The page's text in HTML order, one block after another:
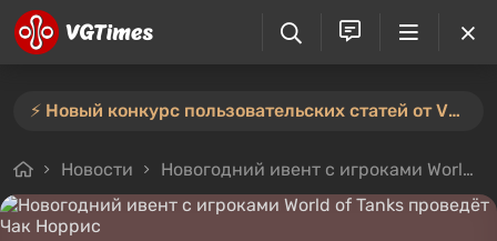
⚡️ Новый конкурс пользовательских статей от VGTimes — участвуйте тут ⚡️
Новости Новогодний ивент с игроками World of Tanks проведёт Чак Норрис